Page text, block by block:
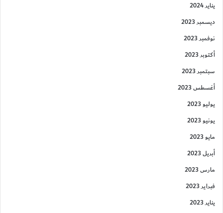
يناير 2024
ديسمبر 2023
نوفمبر 2023
أكتوبر 2023
سبتمبر 2023
أغسطس 2023
يوليو 2023
يونيو 2023
مايو 2023
أبريل 2023
مارس 2023
فبراير 2023
يناير 2023